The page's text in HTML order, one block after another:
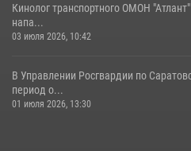
Кинолог транспортного ОМОН
напа...
03 июля 2026, 10:42
В Управлении Росгвардии по
период о...
01 июля 2026, 13:30